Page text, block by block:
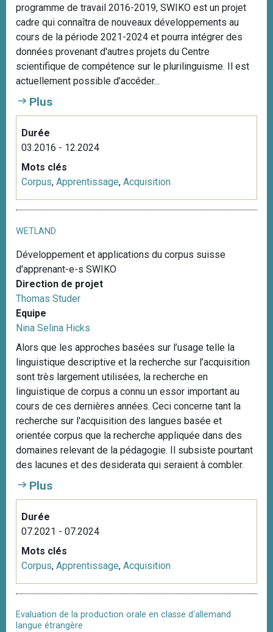
programme de travail 2016-2019, SWIKO est un projet
cadre qui connaîtra de nouveaux développements au
cours de la période 2021-2024 et pourra intégrer des
données provenant d'autres projets du Centre
scientifique de compétence sur le plurilinguisme. Il est
actuellement possible d’accéder...
Plus
Durée
03.2016 - 12.2024
Mots clés
Corpus, Apprentissage, Acquisition
WETLAND
Développement et applications du corpus suisse
d'apprenant-e-s SWIKO
Direction de projet
Thomas Studer
Equipe
Nina Selina Hicks
Alors que les approches basées sur l’usage telle la
linguistique descriptive et la recherche sur l’acquisition
sont très largement utilisées, la recherche en
linguistique de corpus a connu un essor important au
cours de ces dernières années. Ceci concerne tant la
recherche sur l'acquisition des langues basée et
orientée corpus que la recherche appliquée dans des
domaines relevant de la pédagogie. Il subsiste pourtant
des lacunes et des desiderata qui seraient à combler.
Plus
Durée
07.2021 - 07.2024
Mots clés
Corpus, Apprentissage, Acquisition
Evaluation de la production orale en classe d'allemand
langue étrangère